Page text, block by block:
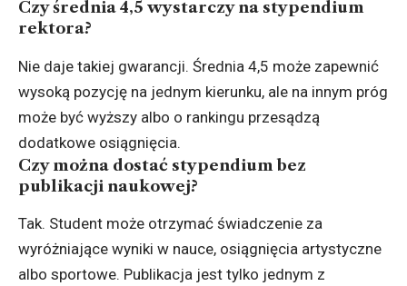
Czy średnia 4,5 wystarczy na stypendium
rektora?
Nie daje takiej gwarancji. Średnia 4,5 może zapewnić
wysoką pozycję na jednym kierunku, ale na innym próg
może być wyższy albo o rankingu przesądzą
dodatkowe osiągnięcia.
Czy można dostać stypendium bez
publikacji naukowej?
Tak. Student może otrzymać świadczenie za
wyróżniające wyniki w nauce, osiągnięcia artystyczne
albo sportowe. Publikacja jest tylko jednym z